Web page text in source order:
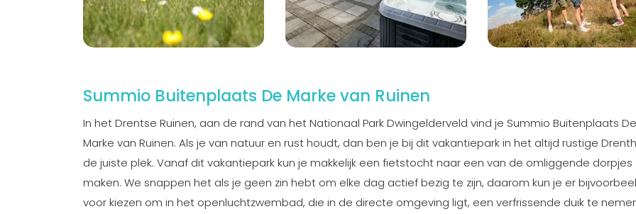
Summio Buitenplaats De Marke van Ruinen
In het Drentse Ruinen, aan de rand van het Nationaal Park Dwingelderveld vind je Summio Buitenplaats De
Marke van Ruinen. Als je van natuur en rust houdt, dan ben je bij dit vakantiepark in het altijd rustige
de juiste plek. Vanaf dit vakantiepark kun je makkelijk een fietstocht naar een van de omliggende dorpjes
maken. We snappen het als je geen zin hebt om elke dag actief bezig te zijn, daarom kun je er
voor kiezen om in het openluchtzwembad, die in de directe omgeving ligt, een verfrissende duik te